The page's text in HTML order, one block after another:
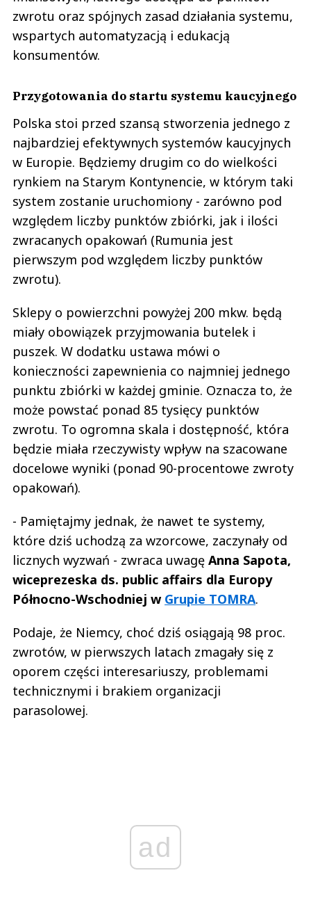
zwrotu oraz spójnych zasad działania systemu,
wspartych automatyzacją i edukacją
konsumentów.
Przygotowania do startu systemu kaucyjnego
Polska stoi przed szansą stworzenia jednego z
najbardziej efektywnych systemów kaucyjnych
w Europie. Będziemy drugim co do wielkości
rynkiem na Starym Kontynencie, w którym taki
system zostanie uruchomiony - zarówno pod
względem liczby punktów zbiórki, jak i ilości
zwracanych opakowań (Rumunia jest
pierwszym pod względem liczby punktów
zwrotu).
Sklepy o powierzchni powyżej 200 mkw. będą
miały obowiązek przyjmowania butelek i
puszek. W dodatku ustawa mówi o
konieczności zapewnienia co najmniej jednego
punktu zbiórki w każdej gminie. Oznacza to, że
może powstać ponad 85 tysięcy punktów
zwrotu. To ogromna skala i dostępność, która
będzie miała rzeczywisty wpływ na szacowane
docelowe wyniki (ponad 90-procentowe zwroty
opakowań).
- Pamiętajmy jednak, że nawet te systemy,
które dziś uchodzą za wzorcowe, zaczynały od
licznych wyzwań - zwraca uwagę Anna Sapota,
wiceprezeska ds. public affairs dla Europy
Północno-Wschodniej w Grupie TOMRA.
Podaje, że Niemcy, choć dziś osiągają 98 proc.
zwrotów, w pierwszych latach zmagały się z
oporem części interesariuszy, problemami
technicznymi i brakiem organizacji
parasolowej.
ad